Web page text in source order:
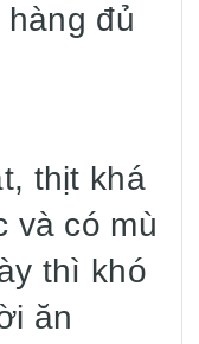
đủ
thịt khá
và có mù
thì khó
ăn